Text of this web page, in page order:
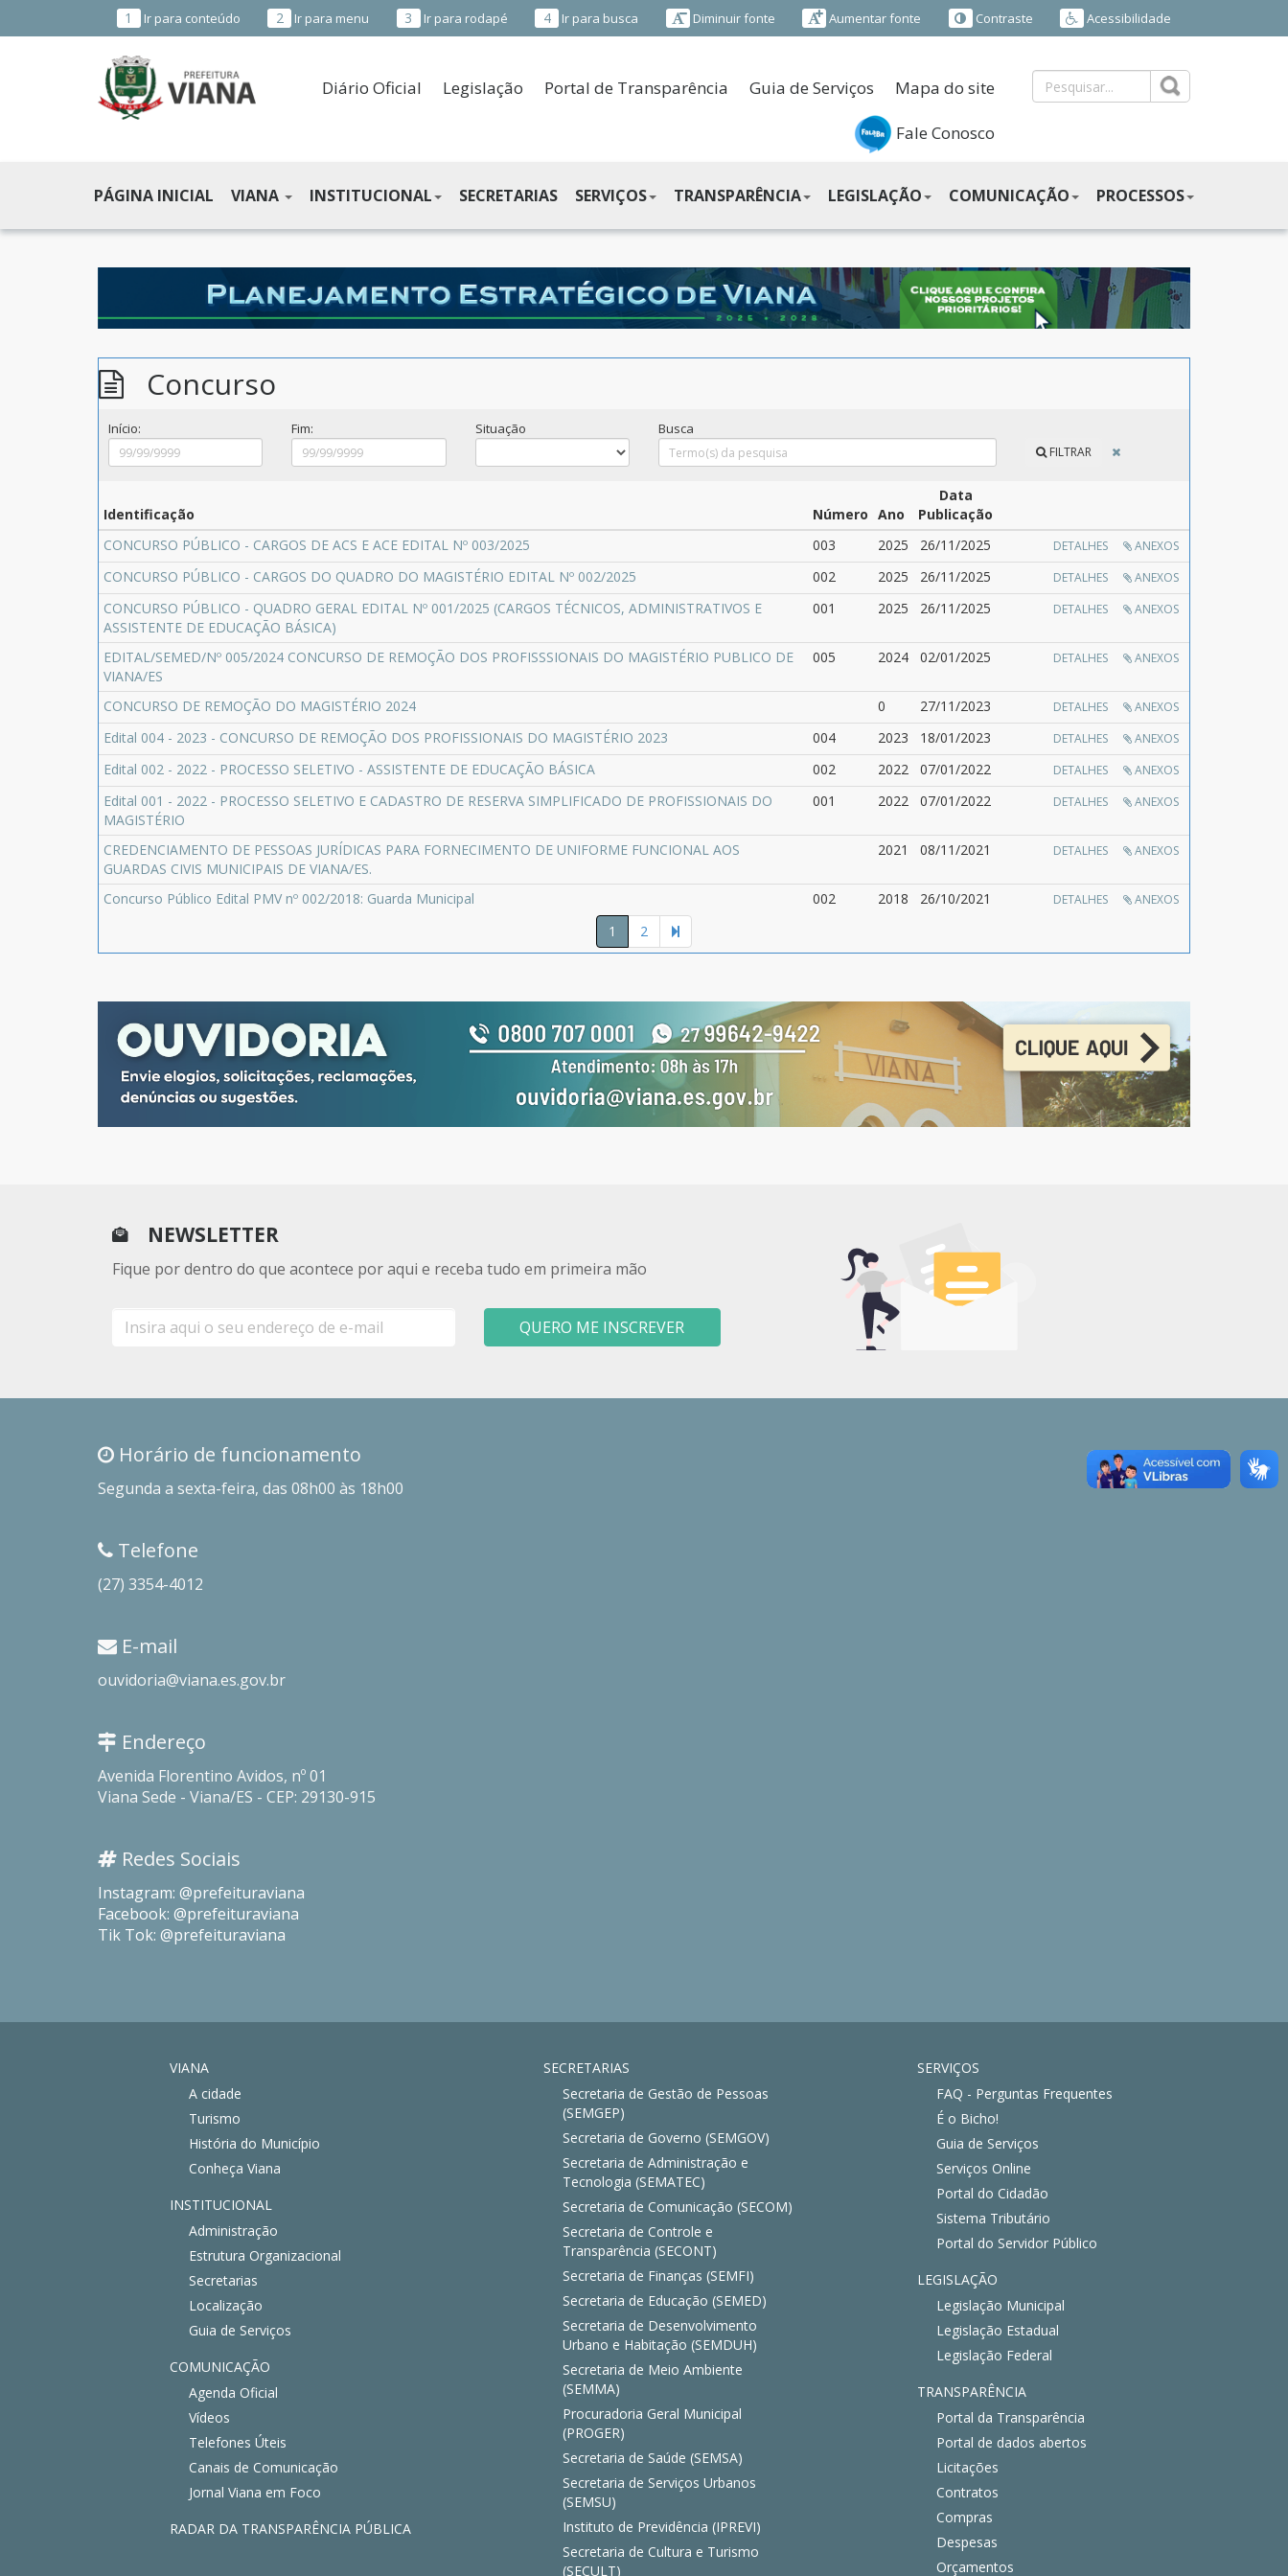
1 Ir para conteúdo 2 Ir para menu 3 Ir para rodapé 4 Ir para busca Diminuir fonte Aumentar fonte Contraste Acessibilidade
MUNICIPAL
DE
VIANA
ES
Diário Oficial Legislação Portal de Transparência Guia de Serviços Mapa do site
Fale Conosco
PÁGINA INICIAL VIANA INSTITUCIONAL SECRETARIAS SERVIÇOS TRANSPARÊNCIA LEGISLAÇÃO COMUNICAÇÃO PROCESSOS
Concurso
Início: Fim: Situação Busca
FILTRAR
Identificação Número Ano
Data
Publicação
CONCURSO PÚBLICO - CARGOS DE ACS E ACE EDITAL Nº 003/2025
003 2025 26/11/2025 DETALHES ANEXOS
CONCURSO PÚBLICO - CARGOS DO QUADRO DO MAGISTÉRIO EDITAL Nº 002/2025 002 2025 26/11/2025 DETALHES ANEXOS
CONCURSO PÚBLICO - QUADRO GERAL EDITAL Nº 001/2025 (CARGOS TÉCNICOS, ADMINISTRATIVOS E
ASSISTENTE DE EDUCAÇÃO BÁSICA)
001 2025 26/11/2025 DETALHES ANEXOS
EDITAL/SEMED/Nº 005/2024 CONCURSO DE REMOÇÃO DOS PROFISSSIONAIS DO MAGISTÉRIO PUBLICO DE
VIANA/ES
005 2024 02/01/2025 DETALHES ANEXOS
CONCURSO DE REMOÇÃO DO MAGISTÉRIO 2024 0 27/11/2023 DETALHES ANEXOS
Edital 004 - 2023 - CONCURSO DE REMOÇÃO DOS PROFISSIONAIS DO MAGISTÉRIO 2023 004 2023 18/01/2023 DETALHES ANEXOS
Edital 002 - 2022 - PROCESSO SELETIVO - ASSISTENTE DE EDUCAÇÃO BÁSICA 002 2022 07/01/2022 DETALHES ANEXOS
Edital 001 - 2022 - PROCESSO SELETIVO E CADASTRO DE RESERVA SIMPLIFICADO DE PROFISSIONAIS DO
MAGISTÉRIO
001 2022 07/01/2022 DETALHES ANEXOS
CREDENCIAMENTO DE PESSOAS JURÍDICAS PARA FORNECIMENTO DE UNIFORME FUNCIONAL AOS
GUARDAS CIVIS MUNICIPAIS DE VIANA/ES.
2021 08/11/2021 DETALHES ANEXOS
Concurso Público Edital PMV nº 002/2018: Guarda Municipal 002 2018 26/10/2021 DETALHES ANEXOS
1 2
NEWSLETTER
Fique por dentro do que acontece por aqui e receba tudo em primeira mão
mail
QUERO ME INSCREVER
Horário de funcionamento
Segunda a sexta-feira, das 08h00 às 18h00
Telefone
(27) 3354-4012
E-mail
ouvidoria@viana.es.gov.br
Endereço
Avenida Florentino Avidos, nº 01
Viana Sede - Viana/ES - CEP: 29130-915
Redes Sociais
Instagram: @prefeituraviana
Facebook: @prefeituraviana
Tik Tok: @prefeituraviana
VIANA
A cidade
Turismo
História do Município
Conheça Viana
INSTITUCIONAL
Administração
Estrutura Organizacional
Secretarias
Localização
Guia de Serviços
COMUNICAÇÃO
Agenda Oficial
Vídeos
Telefones Úteis
Canais de Comunicação
Jornal Viana em Foco
RADAR DA TRANSPARÊNCIA PÚBLICA
SECRETARIAS
Secretaria de Gestão de Pessoas
(SEMGEP)
Secretaria de Governo (SEMGOV)
Secretaria de Administração e
Tecnologia (SEMATEC)
Secretaria de Comunicação (SECOM)
Secretaria de Controle e
Transparência (SECONT)
Secretaria de Finanças (SEMFI)
Secretaria de Educação (SEMED)
Secretaria de Desenvolvimento
Urbano e Habitação (SEMDUH)
Secretaria de Meio Ambiente
(SEMMA)
Procuradoria Geral Municipal
(PROGER)
Secretaria de Saúde (SEMSA)
Secretaria de Serviços Urbanos
(SEMSU)
Instituto de Previdência (IPREVI)
Secretaria de Cultura e Turismo
(SECULT)
SERVIÇOS
FAQ - Perguntas Frequentes
É o Bicho!
Guia de Serviços
Serviços Online
Portal do Cidadão
Sistema Tributário
Portal do Servidor Público
LEGISLAÇÃO
Legislação Municipal
Legislação Estadual
Legislação Federal
TRANSPARÊNCIA
Portal da Transparência
Portal de dados abertos
Licitações
Contratos
Compras
Despesas
Orçamentos